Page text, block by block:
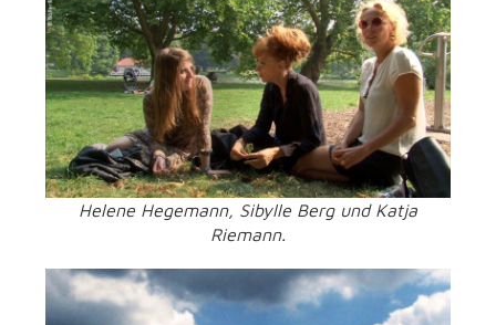
Helene Hegemann, Sibylle Berg und Katja
Riemann.